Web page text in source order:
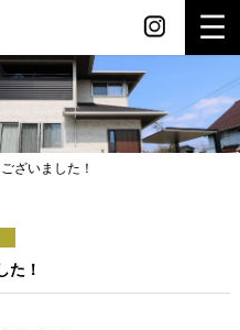
ざいました！
た！